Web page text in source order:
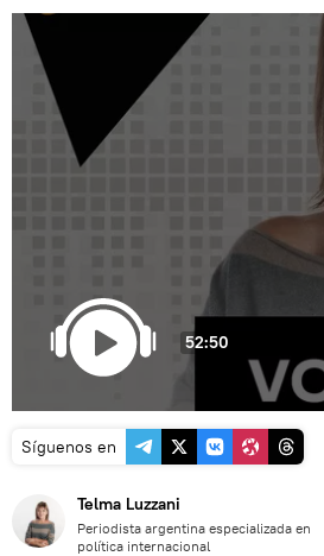
52:50
Síguenos en
Telma Luzzani
Periodista argentina especializada en
política internacional